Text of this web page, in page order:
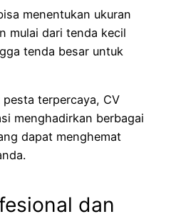
menentukan ukuran
mulai dari tenda kecil
tenda besar untuk
terpercaya, CV
menghadirkan berbagai
dapat menghemat
dan